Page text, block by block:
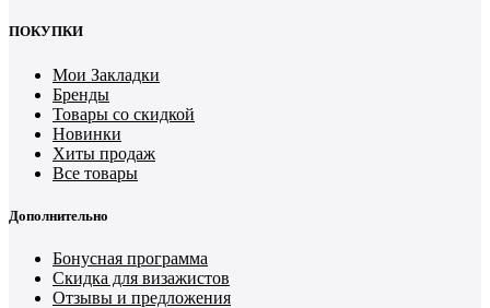
ПОКУПКИ
Мои Закладки
Бренды
Товары со скидкой
Новинки
Хиты продаж
Все товары
Дополнительно
Бонусная программа
Скидка для визажистов
Отзывы и предложения